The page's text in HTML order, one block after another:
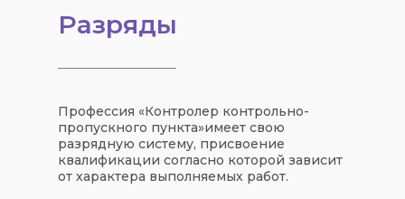
Разряды
Профессия «Контролер контрольно-
пропускного пункта»имеет свою
разрядную систему, присвоение
квалификации согласно которой зависит
от характера выполняемых работ.